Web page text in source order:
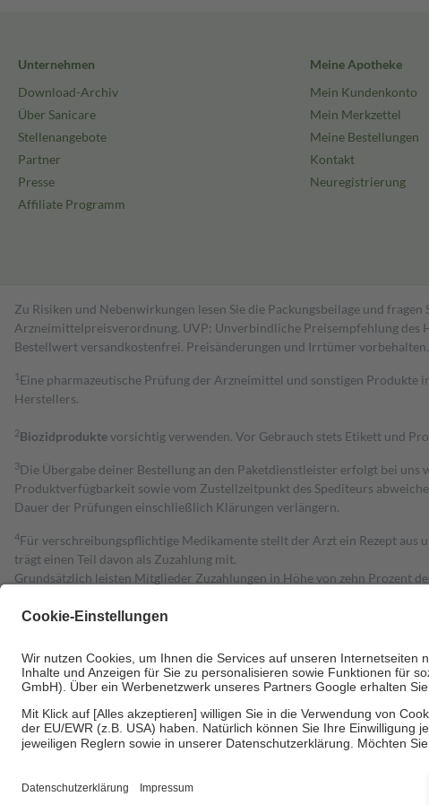
Unternehmen
Download-Archiv
Über Sanicare
Stellenangebote
Partner
Presse
Affiliate Programm
Meine Apotheke
Mein Kundenkonto
Mein Merkzettel
Meine Bestellungen
Kontakt
Neuregistrierung
Zu Risiken und Nebenwirkungen lesen Sie die Packungsbeilage und
Arzneimittelpreisverordnung. UVP: Unverbindliche Preisempfehlung des
Bestell­wert versand­kosten­frei. Preisänderungen und Irrtümer
1 Eine pharmazeutische Prüfung der Arzneimittel und sonstigen
Herstellers.
2Biozidproduktevorsichtig verwenden. Vor Gebrauch stets Etikett und
3Die Übergabe deiner Bestellung an den Paketdienstleister erfolgt bei
Produktverfügbarkeit sowie vom Zustellzeitpunkt des Spediteurs
Dauer der Prüfungen einschließlich Klärungen verlängern.
4Für verschreibungspflichtige Medikamente stellt der Arzt ein Rezept
trägt einen Teil davon als Zuzahlung mit.
Grundsätzlich leisten Mitglieder Zuzahlungen in Höhe von zehn Prozent
Diese Regeln gelten grundsätzlich auch für Online-Apotheken.
Um das Engagement der Versicherten für ihre eigene Gesundheit zu
• Kindern und Jugendlichen bis zum vollendeten 18. Lebensjahr mit
• Untersuchungen zur Vorsorge und Früherkennung, die von der GKV
• empfohlenen Schutzimpfungen
• Harn- und Blutteststreifen
Informationen findest du hier: https://help.etrusted.com/hc/de/articles/